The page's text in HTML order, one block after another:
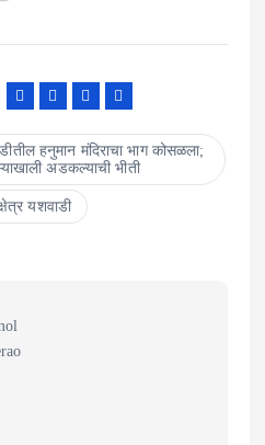
हनुमान मंदिराचा भाग कोसळला;
अडकल्याची भीती
यशवाडी